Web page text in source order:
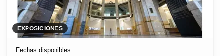
EXPOSICIONES
Fechas disponibles